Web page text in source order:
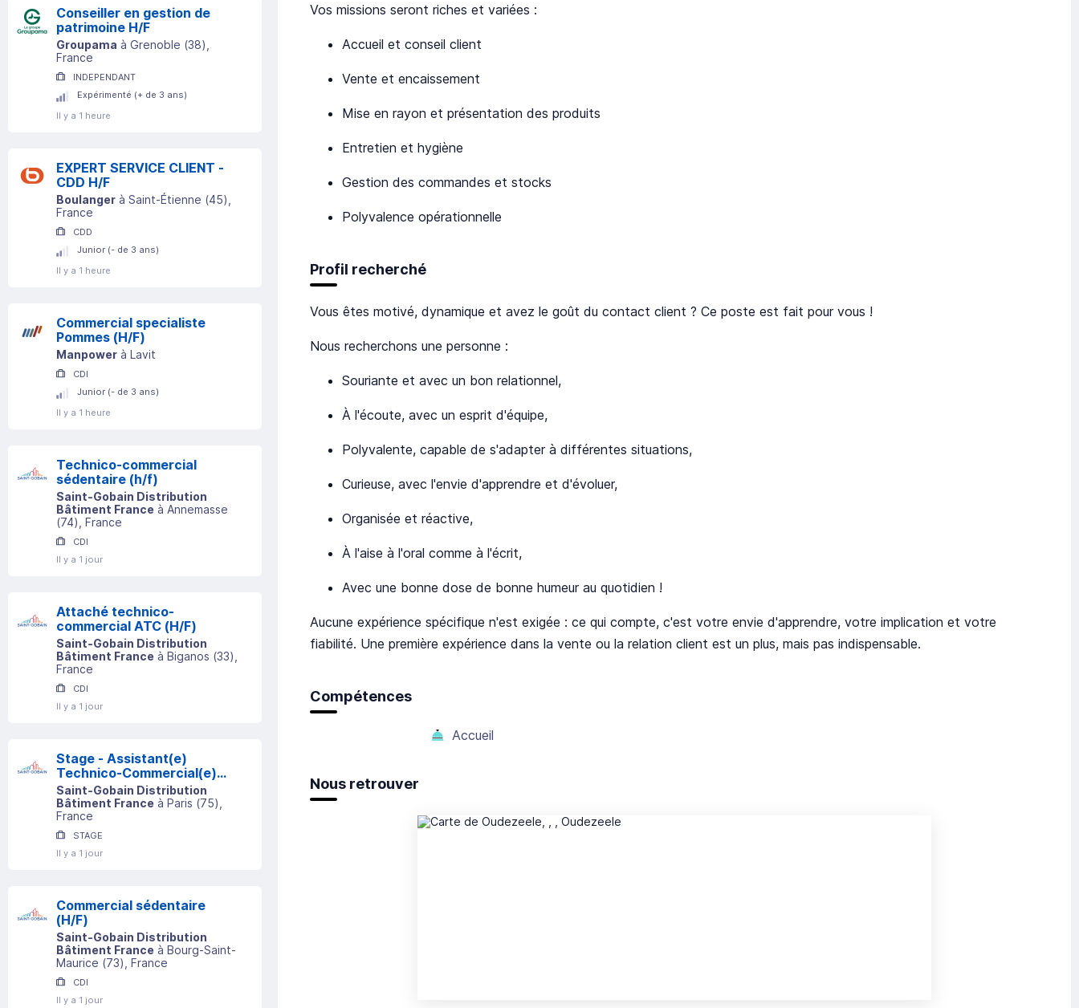
Conseiller en gestion de
patrimoine H/F
Groupama à Grenoble (38)
France
INDEPENDANT
Expérimenté (+ de 3 ans)
Il y a 1 heure
EXPERT SERVICE CLIENT -
CDD H/F
Boulanger à Saint-Étienne (45)
France
CDD
Junior (- de 3 ans)
Il y a 1 heure
Commercial specialiste
Pommes (H/F)
Manpower à Lavit
CDI
Junior (- de 3 ans)
Il y a 1 heure
Technico-commercial
sédentaire (h/f)
Saint-Gobain Distribution
Bâtiment France à Annemasse
(74) , France
CDI
Il y a 1 jour
Attaché technico-
commercial ATC (H/F)
Saint-Gobain Distribution
Bâtiment France à Biganos (33)
France
CDI
Il y a 1 jour
Stage - Assistant(e)
Technico-Commercial(e)
Sédentaire - Grands
Comptes (F/H)
Saint-Gobain Distribution
Bâtiment France à Paris (75)
France
STAGE
Il y a 1 jour
Commercial sédentaire
(H/F)
Saint-Gobain Distribution
Bâtiment France à Bourg-Saint-
Maurice (73) , France
CDI
Il y a 1 jour
Vos missions seront riches et variées :
Accueil et conseil client
Vente et encaissement
Mise en rayon et présentation des produits
Entretien et hygiène
Gestion des commandes et stocks
Polyvalence opérationnelle
Profil recherché
Vous êtes motivé, dynamique et avez le goût du contact client ? Ce poste est fait pour vous !
Nous recherchons une personne :
Souriante et avec un bon relationnel,
À l'écoute, avec un esprit d'équipe,
Polyvalente, capable de s'adapter à différentes situations,
Curieuse, avec l'envie d'apprendre et d'évoluer,
Organisée et réactive,
À l'aise à l'oral comme à l'écrit,
Avec une bonne dose de bonne humeur au quotidien !
Aucune expérience spécifique n'est exigée : ce qui compte, c'est votre envie d'apprendre, votre implication et votre
fiabilité. Une première expérience dans la vente ou la relation client est un plus, mais pas indispensable.
Compétences
Accueil
Nous retrouver